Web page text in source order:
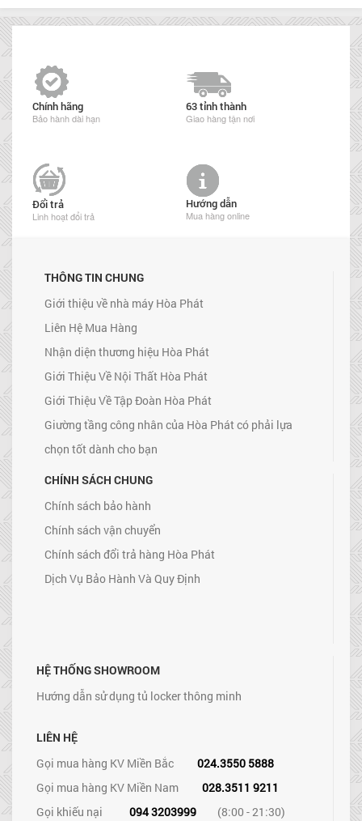
Chính hãng
Bảo hành dài hạn
63 tỉnh thành
Giao hàng tận nơi
Đổi trả
Linh hoạt đổi trả
Hướng dẫn
Mua hàng online
THÔNG TIN CHUNG
Giới thiệu về nhà máy Hòa Phát
Liên Hệ Mua Hàng
Nhận diện thương hiệu Hòa Phát
Giới Thiệu Về Nội Thất Hòa Phát
Giới Thiệu Về Tập Đoàn Hòa Phát
Giường tầng công nhân của Hòa Phát có phải lựa
chọn tốt dành cho bạn
CHÍNH SÁCH CHUNG
Chính sách bảo hành
Chính sách vận chuyển
Chính sách đổi trả hàng Hòa Phát
Dịch Vụ Bảo Hành Và Quy Định
HỆ THỐNG SHOWROOM
Hướng dẫn sử dụng tủ locker thông minh
LIÊN HỆ
Gọi mua hàng KV Miền Bắc
024.3550 5888
Gọi mua hàng KV Miền Nam
028.3511 9211
Gọi khiếu nại
094 3203999
(8:00 - 21:30)